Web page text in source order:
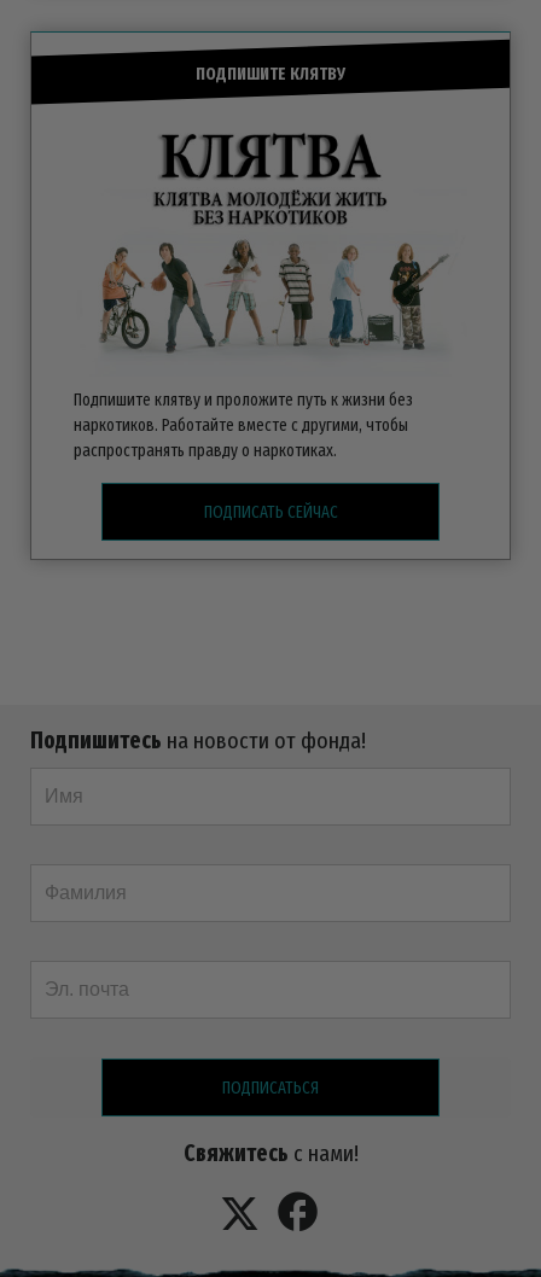
ПОДПИШИТЕ КЛЯТВУ
Подпишите клятву и проложите путь к жизни без
наркотиков. Работайте вместе с другими, чтобы
распространять правду о наркотиках.
ПОДПИСАТЬ СЕЙЧАС
Подпишитесь на новости от фонда!
ПОДПИСАТЬСЯ
Свяжитесь с нами!